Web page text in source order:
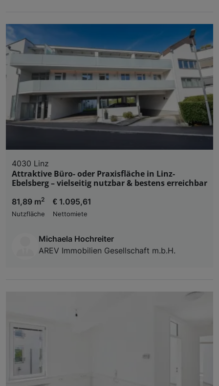
4030 Linz
Attraktive Büro- oder Praxisfläche in Linz-
Ebelsberg – vielseitig nutzbar & bestens erreichbar
81,89 m2
Nutzfläche
€ 1.095,61
Nettomiete
Michaela Hochreiter
AREV Immobilien Gesellschaft m.b.H.